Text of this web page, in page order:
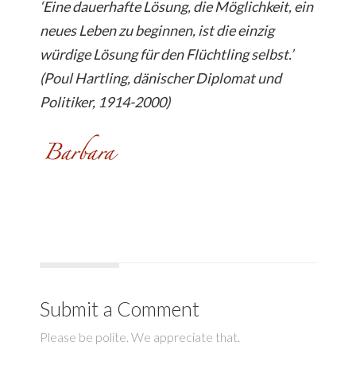
‘Eine dauerhafte Lösung, die Möglichkeit, ein
neues Leben zu beginnen, ist die einzig
würdige Lösung für den Flüchtling selbst.’
(Poul Hartling, dänischer Diplomat und
Politiker, 1914-2000)
Submit a Comment
Please be polite. We appreciate that.